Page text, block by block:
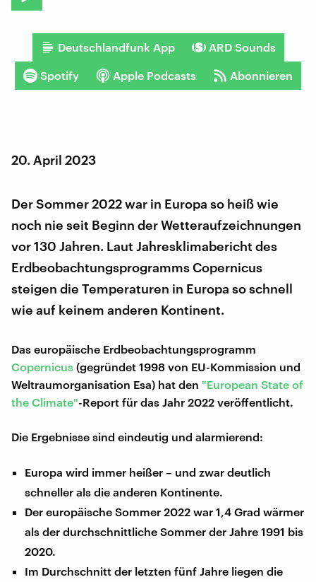
Deutschlandfunk App ARD Sounds
Spotify Apple Podcasts Abonnieren
20. April 2023
Der Sommer 2022 war in Europa so heiß wie
noch nie seit Beginn der Wetteraufzeichnungen
vor 130 Jahren. Laut Jahresklimabericht des
Erdbeobachtungsprogramms Copernicus
steigen die Temperaturen in Europa so schnell
wie auf keinem anderen Kontinent.
Das europäische Erdbeobachtungsprogramm
Copernicus (gegründet 1998 von EU-Kommission und
Weltraumorganisation Esa) hat den "European State of
the Climate"-Report für das Jahr 2022 veröffentlicht.
Die Ergebnisse sind eindeutig und alarmierend:
Europa wird immer heißer – und zwar deutlich
schneller als die anderen Kontinente.
Der europäische Sommer 2022 war 1,4 Grad wärmer
als der durchschnittliche Sommer der Jahre 1991 bis
2020.
Im Durchschnitt der letzten fünf Jahre liegen die